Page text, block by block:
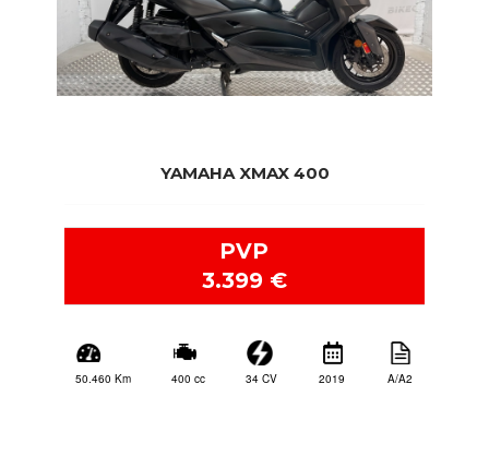
YAMAHA XMAX 400
PVP
3.399 €
50.460 Km 400 cc 34 CV 2019 A/A2